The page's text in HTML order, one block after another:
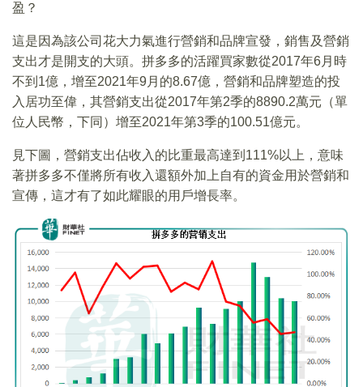
盈？
這是因為該公司花大力氣進行營銷和品牌宣發，銷售及營銷
支出才是開支的大頭。拼多多的活躍買家數從2017年6月時
不到1億，增至2021年9月的8.67億，營銷和品牌塑造的投
入居功至偉，其營銷支出從2017年第2季的8890.2萬元（單
位人民幣，下同）增至2021年第3季的100.51億元。
見下圖，營銷支出佔收入的比重最高達到111%以上，意味
著拼多多不僅將所有收入還額外加上自有的資金用於營銷和
宣傳，這才有了如此耀眼的用戶增長率。